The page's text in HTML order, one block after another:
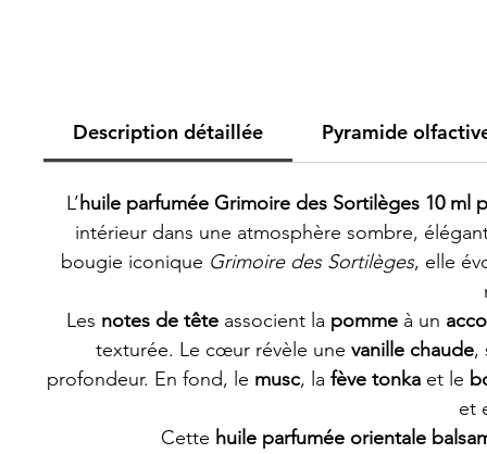
Description détaillée Pyramide
L’huile parfumée Grimoire des Sortilèges 10
intérieur dans une atmosphère sombre,
bougie iconique Grimoire des Sortilèges, elle
Les notes de tête associent la pomme à un
texturée. Le cœur révèle une vanille chaude,
profondeur. En fond, le musc, la fève tonka et le
et
Cette huile parfumée orientale